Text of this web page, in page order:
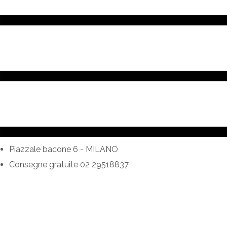
Piazzale bacone 6 - MILANO
Consegne gratuite 02 29518837